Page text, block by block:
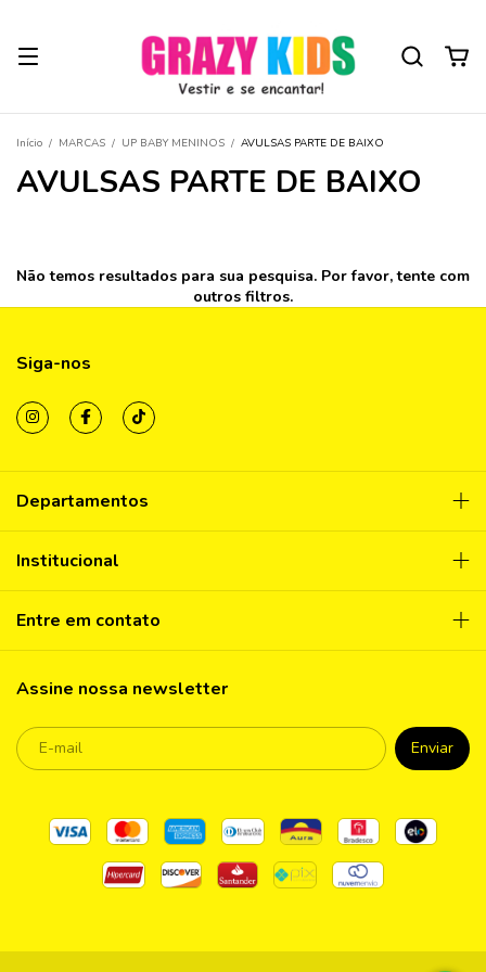
Início / MARCAS / UP BABY MENINOS / AVULSAS PARTE DE BAIXO
AVULSAS PARTE DE BAIXO
Não temos resultados para sua pesquisa. Por favor, tente com
outros filtros.
Siga-nos
Departamentos
Institucional
Entre em contato
Assine nossa newsletter